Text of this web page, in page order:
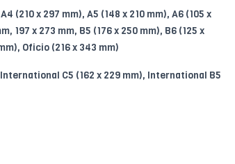
(210 x 297 mm), A5 (148 x 210 mm), A6 (105 x
197 x 273 mm, B5 (176 x 250 mm), B6 (125 x
Oficio (216 x 343 mm)
C5 (162 x 229 mm), International B5